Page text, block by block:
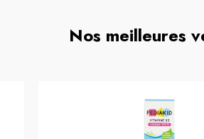
Nos meilleures